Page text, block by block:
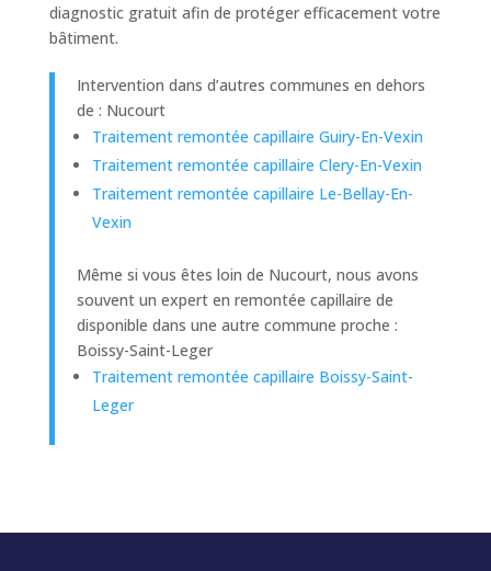
diagnostic gratuit afin de protéger efficacement votre
bâtiment.
Intervention dans d’autres communes en dehors
de : Nucourt
Traitement remontée capillaire Guiry-En-Vexin
Traitement remontée capillaire Clery-En-Vexin
Traitement remontée capillaire Le-Bellay-En-
Vexin
Même si vous êtes loin de Nucourt, nous avons
souvent un expert en remontée capillaire de
disponible dans une autre commune proche :
Boissy-Saint-Leger
Traitement remontée capillaire Boissy-Saint-
Leger